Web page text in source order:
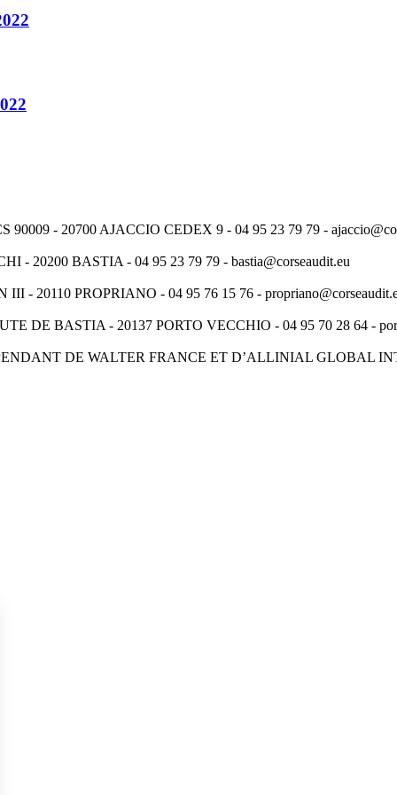
- 20700 AJACCIO CEDEX 9 - 04 95 23 79 79 -
20200 BASTIA - 04 95 23 79 79 - bastia@corseaudit.eu
20110 PROPRIANO - 04 95 76 15 76 -
DE BASTIA - 20137 PORTO VECCHIO - 04 95 70 28 64 -
DE WALTER FRANCE ET D’ALLINIAL GLOBAL